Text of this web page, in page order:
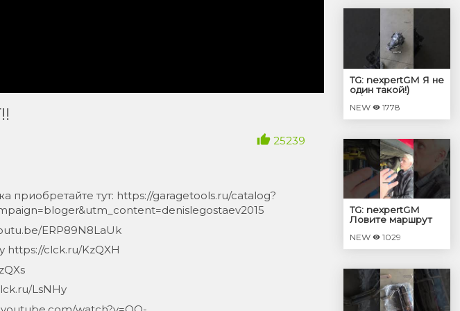
25239
тут: https://garagetools.ru/catalog?
ERP89N8LaUk
https://clck.ru/KzQXH
LsNHy
TG: nexpertGM Я не
один такой!)
#shorts
#георгиймедведев
NEW 1778
TG: nexpertGM
Ловите маршрут
#shorts
NEW 1029